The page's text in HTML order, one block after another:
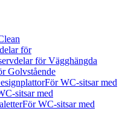
för
för Vägghängda
Golvstående
För WC-sitsar med
sitsar med
För WC-sitsar med